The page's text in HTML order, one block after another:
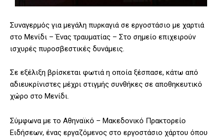
Συναγερμός για μεγάλη πυρκαγιά σε εργοστάσιο με χαρτιά
στο Μενίδι – Ένας τραυματίας – Στο σημείο επιχειρούν
ισχυρές πυροσβεστικές δυνάμεις.
Σε εξέλιξη βρίσκεται φωτιά η οποία ξέσπασε, κάτω από
αδιευκρίνιστες μέχρι στιγμής συνθήκες σε αποθηκευτικό
χώρο στο Μενίδι.
Σύμφωνα με το Αθηναϊκό – Μακεδονικό Πρακτορείο
Ειδήσεων, ένας εργαζόμενος στο εργοστάσιο χάρτου όπου